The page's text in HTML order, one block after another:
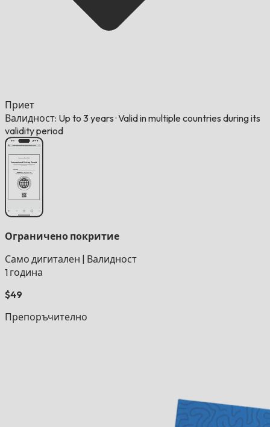
Приет
Валидност: Up to 3 years ·Valid in multiple countries during its
validity period
Ограничено покритие
Само дигитален
Валидност
1 година
$49
Препоръчително